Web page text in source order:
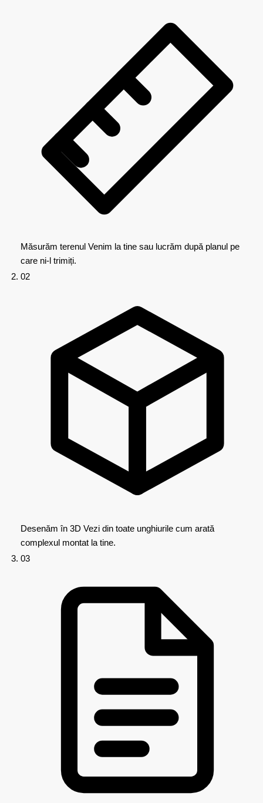
Măsurăm terenul Venim la tine sau lucrăm după planul pe
care ni-l trimiți.
02
Desenăm în 3D Vezi din toate unghiurile cum arată
complexul montat la tine.
03